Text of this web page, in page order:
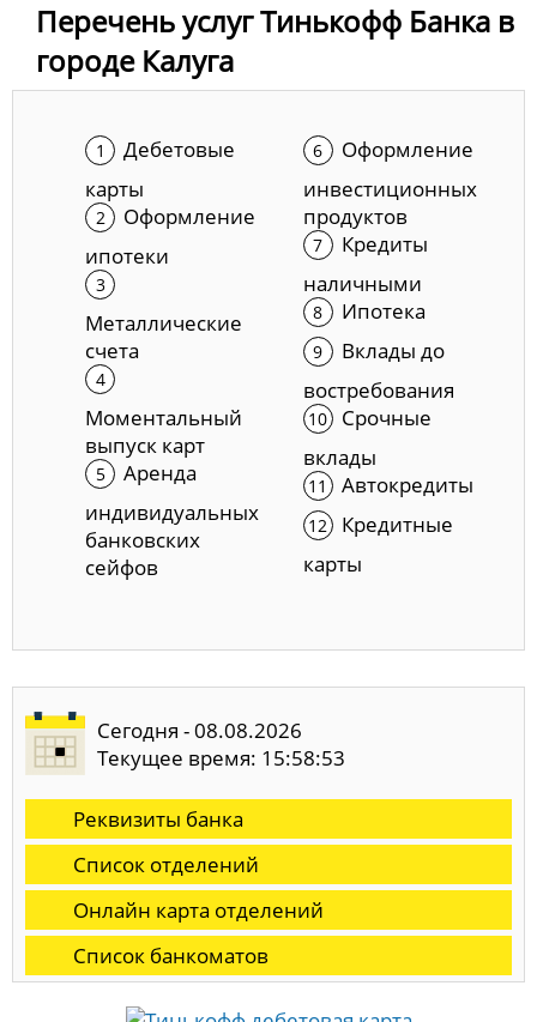
Перечень услуг Тинькофф Банка в
городе Калуга
Дебетовые
карты
Оформление
ипотеки
Металлические
счета
Моментальный
выпуск карт
Аренда
индивидуальных
банковских
сейфов
Оформление
инвестиционных
продуктов
Кредиты
наличными
Ипотека
Вклады до
востребования
Срочные
вклады
Автокредиты
Кредитные
карты
Сегодня - 08.08.2026
Текущее время: 15:58:54
Реквизиты банка
Список отделений
Онлайн карта отделений
Список банкоматов